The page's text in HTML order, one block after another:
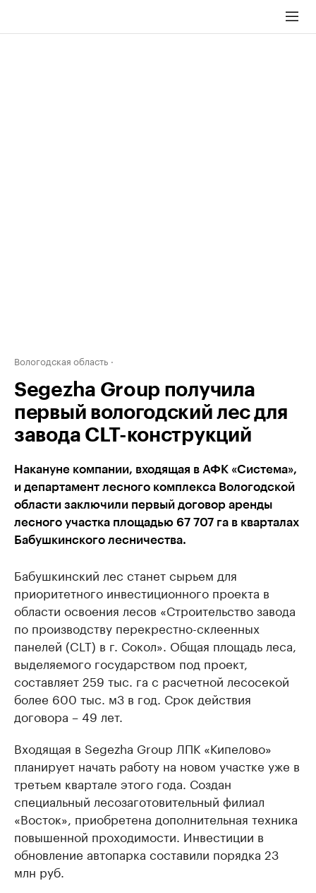
Вологодская область
Segezha Group получила
первый вологодский лес для
завода CLT-конструкций
Накануне компании, входящая в АФК «Система»,
и департамент лесного комплекса Вологодской
области заключили первый договор аренды
лесного участка площадью 67 707 га в кварталах
Бабушкинского лесничества.
Бабушкинский лес станет сырьем для
приоритетного инвестиционного проекта в
области освоения лесов «Строительство завода
по производству перекрестно-склеенных
панелей (CLT) в г. Сокол». Общая площадь леса,
выделяемого государством под проект,
составляет 259 тыс. га с расчетной лесосекой
более 600 тыс. м3 в год. Срок действия
договора – 49 лет.
Входящая в Segezha Group ЛПК «Кипелово»
планирует начать работу на новом участке уже в
третьем квартале этого года. Создан
специальный лесозаготовительный филиал
«Восток», приобретена дополнительная техника
повышенной проходимости. Инвестиции в
обновление автопарка составили порядка 23
млн руб.